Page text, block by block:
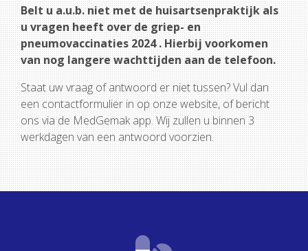
Belt u a.u.b. niet met de huisartsenpraktijk als
u vragen heeft over de griep- en
pneumovaccinaties 2024 . Hierbij voorkomen
van nog langere wachttijden aan de telefoon.
Staat uw vraag of antwoord er niet tussen? Vul dan
een contactformulier in op onze website, of bericht
ons via de MedGemak app. Wij zullen u binnen 3
werkdagen van een antwoord voorzien.